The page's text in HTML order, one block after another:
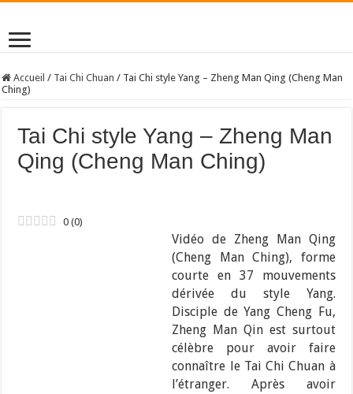
Accueil / Tai Chi Chuan / Tai Chi style Yang – Zheng Man Qing (Cheng Man
Ching)
Tai Chi style Yang – Zheng Man
Qing (Cheng Man Ching)
0 (0)
Vidéo de Zheng Man Qing
(Cheng Man Ching), forme
courte en 37 mouvements
dérivée du style Yang.
Disciple de Yang Cheng Fu,
Zheng Man Qin est surtout
célèbre pour avoir faire
connaître le Tai Chi Chuan à
l’étranger. Après avoir